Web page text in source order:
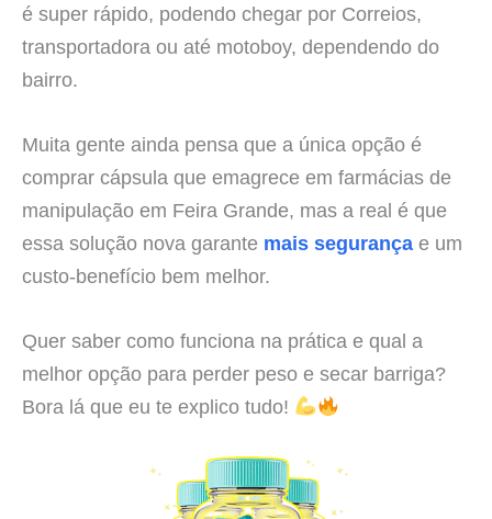
é super rápido, podendo chegar por Correios,
transportadora ou até motoboy, dependendo do
bairro.
Muita gente ainda pensa que a única opção é
comprar cápsula que emagrece em farmácias de
manipulação em Feira Grande, mas a real é que
essa solução nova garante mais segurança e um
custo-benefício bem melhor.
Quer saber como funciona na prática e qual a
melhor opção para perder peso e secar barriga?
Bora lá que eu te explico tudo!